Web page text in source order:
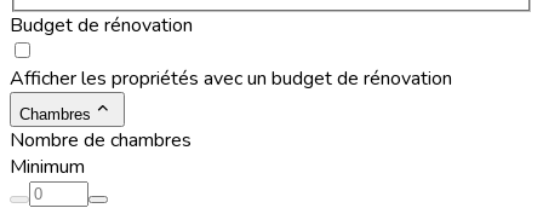
Budget de rénovation
Afficher les propriétés avec un budget de rénovation
Chambres
Nombre de chambres
Minimum